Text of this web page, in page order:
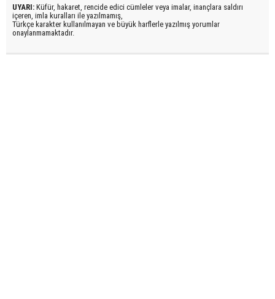
UYARI: Küfür, hakaret, rencide edici cümleler veya imalar, inançlara saldırı
içeren, imla kuralları ile yazılmamış,
Türkçe karakter kullanılmayan ve büyük harflerle yazılmış yorumlar
onaylanmamaktadır.